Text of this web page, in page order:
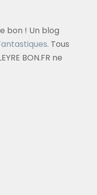
bon ! Un blog
. Tous
BON.FR ne